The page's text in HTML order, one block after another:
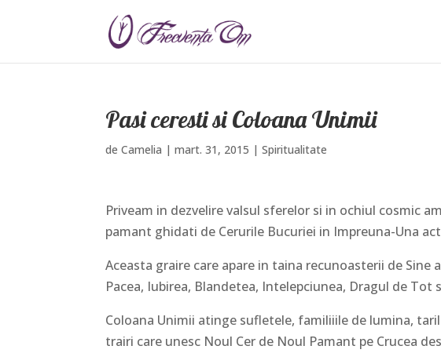
Pasi ceresti si Coloana Unimii
deCamelia |mart. 31, 2015 |Spiritualitate
Priveam in dezvelire valsul sferelor si in ochiul cosmic
pamant ghidati de Cerurile Bucuriei in Impreuna-Una
Aceasta graire care apare in taina recunoasterii de
Pacea, Iubirea, Blandetea, Intelepciunea, Dragul de Tot
Coloana Unimii atinge sufletele, familiiile de lumina,
trairi care unesc Noul Cer de Noul Pamant pe Crucea